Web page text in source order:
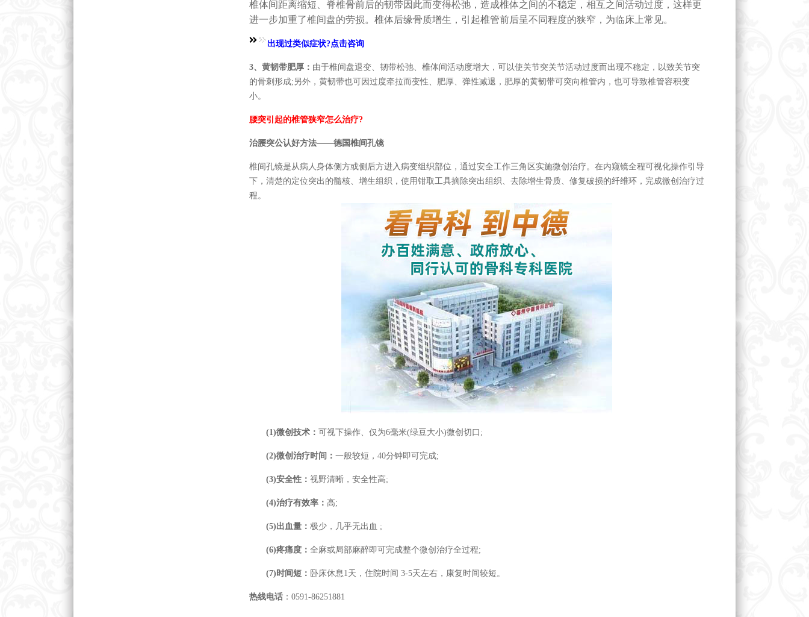
椎体间距离缩短、脊椎骨前后的韧带因此而变得松弛，造成椎体之间的不稳定，相互之间活动过度，这样更
进一步加重了椎间盘的劳损。椎体后缘骨质增生，引起椎管前后呈不同程度的狭窄，为临床上常见。
出现过类似症状?点击咨询
3、黄韧带肥厚： 由于椎间盘退变、韧带松弛、椎体间活动度增大，可以使关节突关节活动过度而出现不稳定，以致关节突
的骨刺形成;另外，黄韧带也可因过度牵拉而变性、肥厚、弹性减退，肥厚的黄韧带可突向椎管内，也可导致椎管容积变
小。
腰突引起的椎管狭窄怎么治疗?
治腰突公认好方法——德国椎间孔镜
椎间孔镜是从病人身体侧方或侧后方进入病变组织部位，通过安全工作三角区实施微创治疗。在内窥镜全程可视化操作引导
下，清楚的定位突出的髓核、增生组织，使用钳取工具摘除突出组织、去除增生骨质、修复破损的纤维环，完成微创治疗过
程。
(1)微创技术： 可视下操作、仅为6毫米(绿豆大小)微创切口;
(2)微创治疗时间： 一般较短，40分钟即可完成;
(3)安全性： 视野清晰，安全性高;
(4)治疗有效率： 高;
(5)出血量： 极少，几乎无出血 ;
(6)疼痛度： 全麻或局部麻醉即可完成整个微创治疗全过程;
(7)时间短： 卧床休息1天，住院时间 3-5天左右，康复时间较短。
热线电话 ：0591-86251881